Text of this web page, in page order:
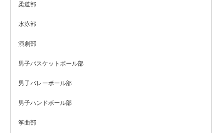
柔道部
水泳部
演劇部
男子バスケットボール部
男子バレーボール部
男子ハンドボール部
筝曲部